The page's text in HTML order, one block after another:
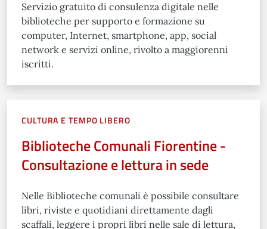
Servizio gratuito di consulenza digitale nelle
biblioteche per supporto e formazione su
computer, Internet, smartphone, app, social
network e servizi online, rivolto a maggiorenni
iscritti.
CULTURA E TEMPO LIBERO
Biblioteche Comunali Fiorentine -
Consultazione e lettura in sede
Nelle Biblioteche comunali è possibile consultare
libri, riviste e quotidiani direttamente dagli
scaffali, leggere i propri libri nelle sale di lettura,